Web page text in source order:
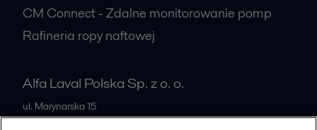
CM Connect - Zdalne monitorowanie pomp
Rafineria ropy naftowej
Alfa Laval Polska Sp. z o. o.
ul. Marynarska 15